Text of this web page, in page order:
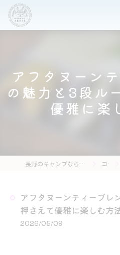
アフタヌーン
の魅力と3段ル
優雅に楽
長野のキャンプなら森の灯キャンプ場・茶亭 森の灯 コラム
アフタヌーンティーブレ
押さえて優雅に楽しむ方
2026/05/09